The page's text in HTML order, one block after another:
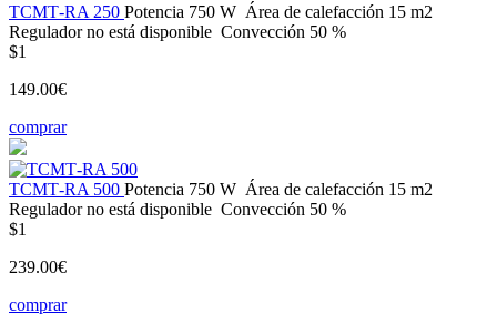
ТСМТ-RA 250 Potencia 750 W Área de calefacción 15 m2
Regulador no está disponible Convección 50 %
$1
149.00€
comprar
ТСМТ-RA 500 Potencia 750 W Área de calefacción 15 m2
Regulador no está disponible Convección 50 %
$1
239.00€
comprar